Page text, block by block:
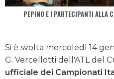
PEPINO E I PARTECIPANTI ALLA
Si è svolta mercoledì 14
G. Vercellotti dell'ATL del
ufficiale dei Campionati